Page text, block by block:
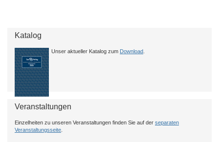
Katalog
Unser aktueller Katalog zum Download
Veranstaltungen
Einzelheiten zu unseren Veranstaltungen finden Sie auf der separaten
Veranstaltungsseite